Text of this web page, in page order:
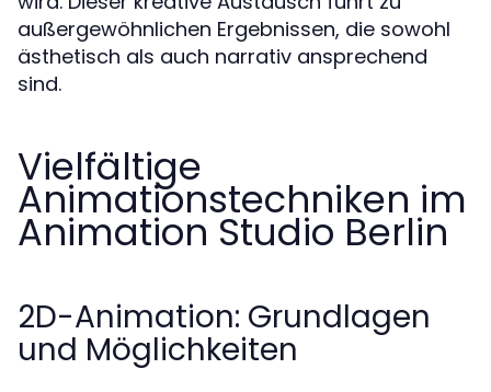
außergewöhnlichen Ergebnissen, die sowohl
ästhetisch als auch narrativ ansprechend
sind.
Vielfältige
Animationstechniken im
Animation Studio Berlin
2D-Animation: Grundlagen
und Möglichkeiten